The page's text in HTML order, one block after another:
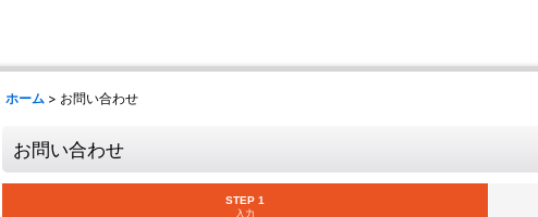
ホーム > お問い合わせ
お問い合わせ
STEP 1
入力